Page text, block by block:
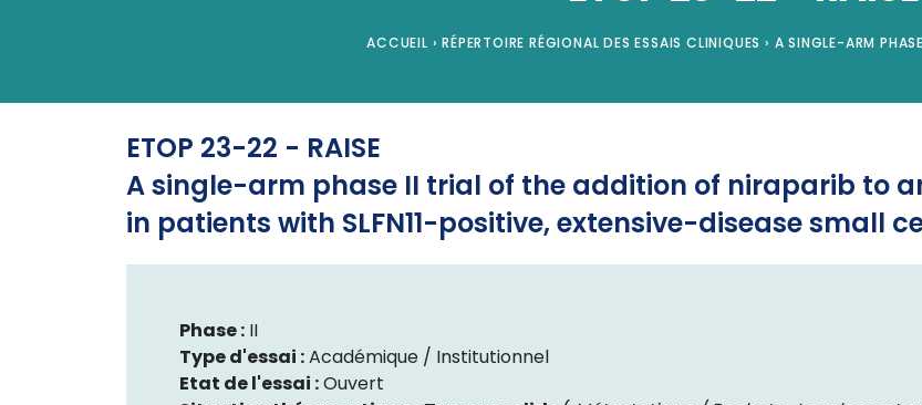
ACCUEIL › RÉPERTOIRE RÉGIONAL DES ESSAIS CLINIQUES › A SINGLE-ARM
ETOP 23-22 - RAISE
A single-arm phase II trial of the addition of niraparib to
in patients with SLFN11-positive, extensive-disease small
Phase : II
Type d'essai :Académique / Institutionnel
Etat de l'essai :Ouvert